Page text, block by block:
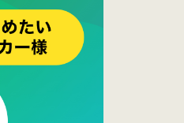
載が始まりまし
い。
能を大幅バージ
こちら。⇒